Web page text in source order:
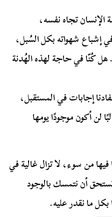
الإنسان تجاه نفسه،
إشباع شهواته بكل السُبل،
كُنّا في حاجة لهذه الهُدنة
إجابات في المستقبل،
لن أكون موجودًا يومها
من سوء، لا تزال غالية في
أن نتمسك بالوجود
بكل ما نقدر عليه.